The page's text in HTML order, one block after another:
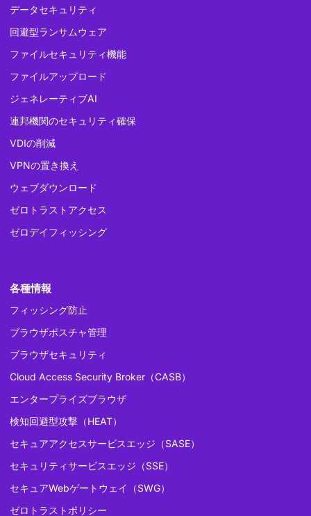
データセキュリティ
回避型ランサムウェア
ファイルセキュリティ機能
ファイルアップロード
ジェネレーティブAI
連邦機関のセキュリティ確保
VDIの削減
VPNの置き換え
ウェブダウンロード
ゼロトラストアクセス
ゼロデイフィッシング
各種情報
フィッシング防止
ブラウザポスチャ管理
ブラウザセキュリティ
Cloud Access Security Broker（CASB）
エンタープライズブラウザ
検知回避型攻撃（HEAT）
セキュアアクセスサービスエッジ（SASE）
セキュリティサービスエッジ（SSE）
セキュアWebゲートウェイ（SWG）
ゼロトラストポリシー